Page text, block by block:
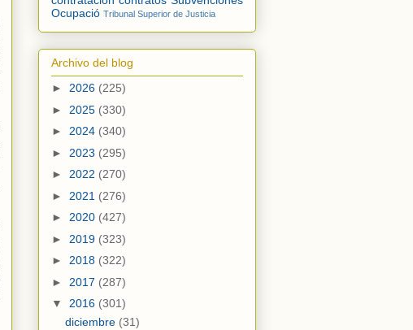
Ocupació Tribunal Superior de Justicia
Archivo del blog
► 2026 (225)
► 2025 (330)
► 2024 (340)
► 2023 (295)
► 2022 (270)
► 2021 (276)
► 2020 (427)
► 2019 (323)
► 2018 (322)
► 2017 (287)
▼ 2016 (301)
diciembre (31)